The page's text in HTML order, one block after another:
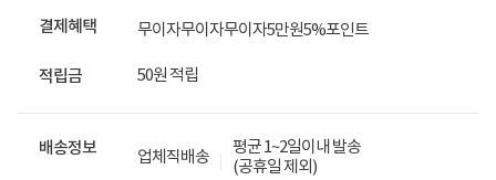
결제혜택 무이자무이자무이자5만원5%포인트
적립금 50원 적립
배송정보 업체직배송
평균 1~2일이내 발송
(공휴일 제외)